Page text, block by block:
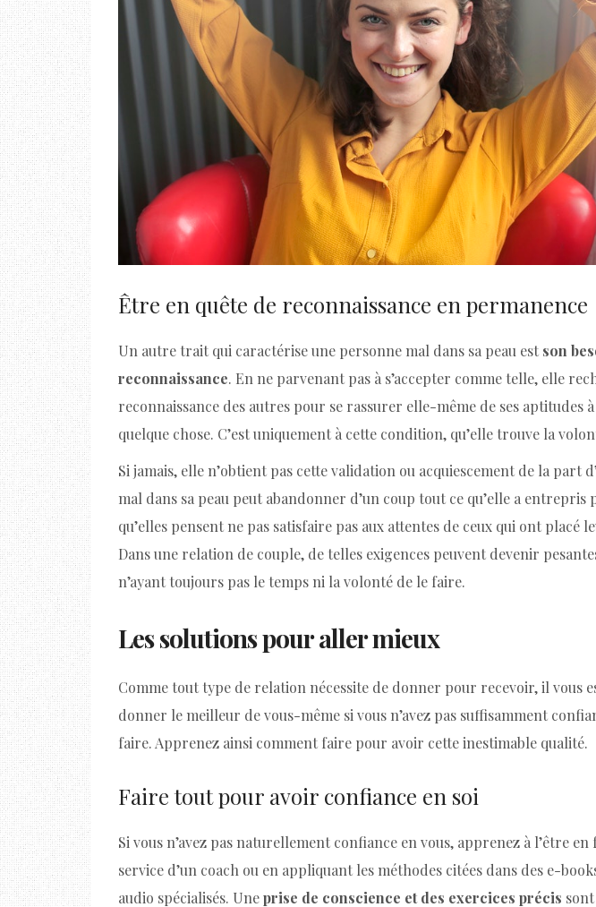
Être en quête de reconnaissance en permanence
Un autre trait qui caractérise une personne mal dans sa peau est son
reconnaissance. En ne parvenant pas à s’accepter comme telle, elle
reconnaissance des autres pour se rassurer elle-même de ses aptitudes
quelque chose. C’est uniquement à cette condition, qu’elle trouve la
Si jamais, elle n’obtient pas cette validation ou acquiescement de la part
mal dans sa peau peut abandonner d’un coup tout ce qu’elle a entrepris
qu’elles pensent ne pas satisfaire pas aux attentes de ceux qui ont placé
Dans une relation de couple, de telles exigences peuvent devenir
n’ayant toujours pas le temps ni la volonté de le faire.
Les solutions pour aller mieux
Comme tout type de relation nécessite de donner pour recevoir, il vous
donner le meilleur de vous-même si vous n’avez pas suffisamment
faire. Apprenez ainsi comment faire pour avoir cette inestimable qualité.
Faire tout pour avoir confiance en soi
Si vous n’avez pas naturellement confiance en vous, apprenez à l’être
service d’un coach ou en appliquant les méthodes citées dans des e-
audio spécialisés. Uneprise de conscience et des exercices précis